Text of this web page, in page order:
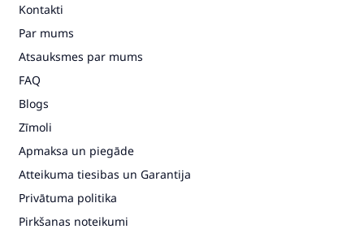
Kontakti
Par mums
Atsauksmes par mums
FAQ
Blogs
Zīmoli
Apmaksa un piegāde
Atteikuma tiesibas un Garantija
Privātuma politika
Pirkšanas noteikumi